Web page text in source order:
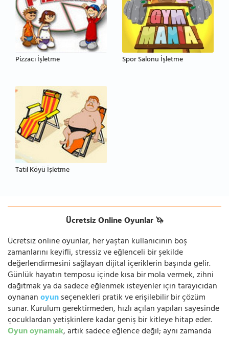
Pizzacı İşletme Spor Salonu İşletme
Tatil Köyü İşletme
Ücretsiz Online Oyunlar 🦄
Ücretsiz online oyunlar, her yaştan kullanıcının boş
zamanlarını keyifli, stressiz ve eğlenceli bir şekilde
değerlendirmesini sağlayan dijital içeriklerin başında gelir.
Günlük hayatın temposu içinde kısa bir mola vermek, zihni
dağıtmak ya da sadece eğlenmek isteyenler için tarayıcıdan
oynananoyunseçenekleri pratik ve erişilebilir bir çözüm
sunar. Kurulum gerektirmeden, hızlı açılan yapıları sayesinde
çocuklardan yetişkinlere kadar geniş bir kitleye hitap eder.
Oyun oynamak, artık sadece eğlence değil; aynı zamanda